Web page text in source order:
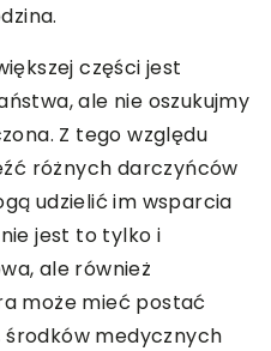
części jest
ale nie oszukujmy
Z tego względu
różnych darczyńców
udzielić im wsparcia
jest to tylko i
ale również
może mieć postać
medycznych